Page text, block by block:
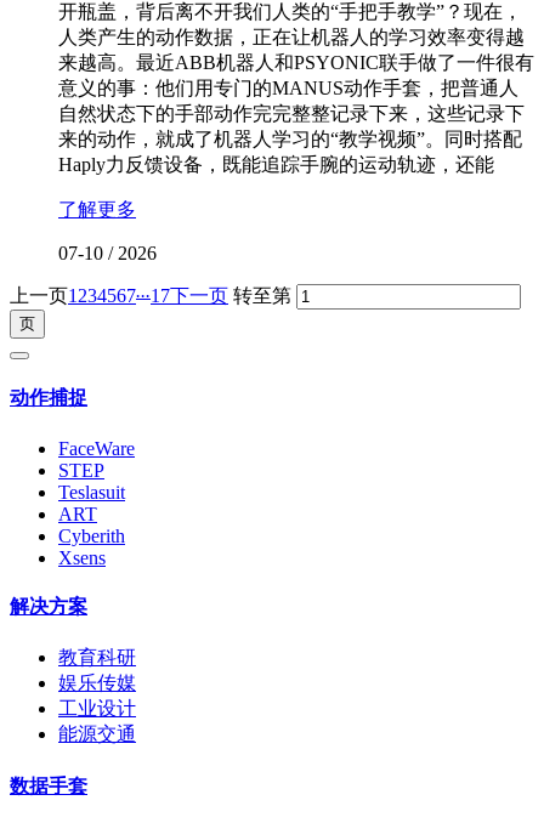
开瓶盖，背后离不开我们人类的“手把手教学”？现在，
人类产生的动作数据，正在让机器人的学习效率变得越
来越高。最近ABB机器人和PSYONIC联手做了一件很有
意义的事：他们用专门的MANUS动作手套，把普通人
自然状态下的手部动作完完整整记录下来，这些记录下
来的动作，就成了机器人学习的“教学视频”。同时搭配
Haply力反馈设备，既能追踪手腕的运动轨迹，还能
了解更多
07-10 / 2026
上一页1 234567...17下一页 转至第
动作捕捉
FaceWare
STEP
Teslasuit
ART
Cyberith
Xsens
解决方案
教育科研
娱乐传媒
工业设计
能源交通
数据手套